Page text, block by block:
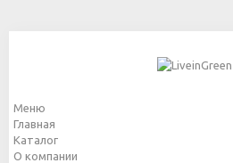
Меню
Главная
Каталог
О компании